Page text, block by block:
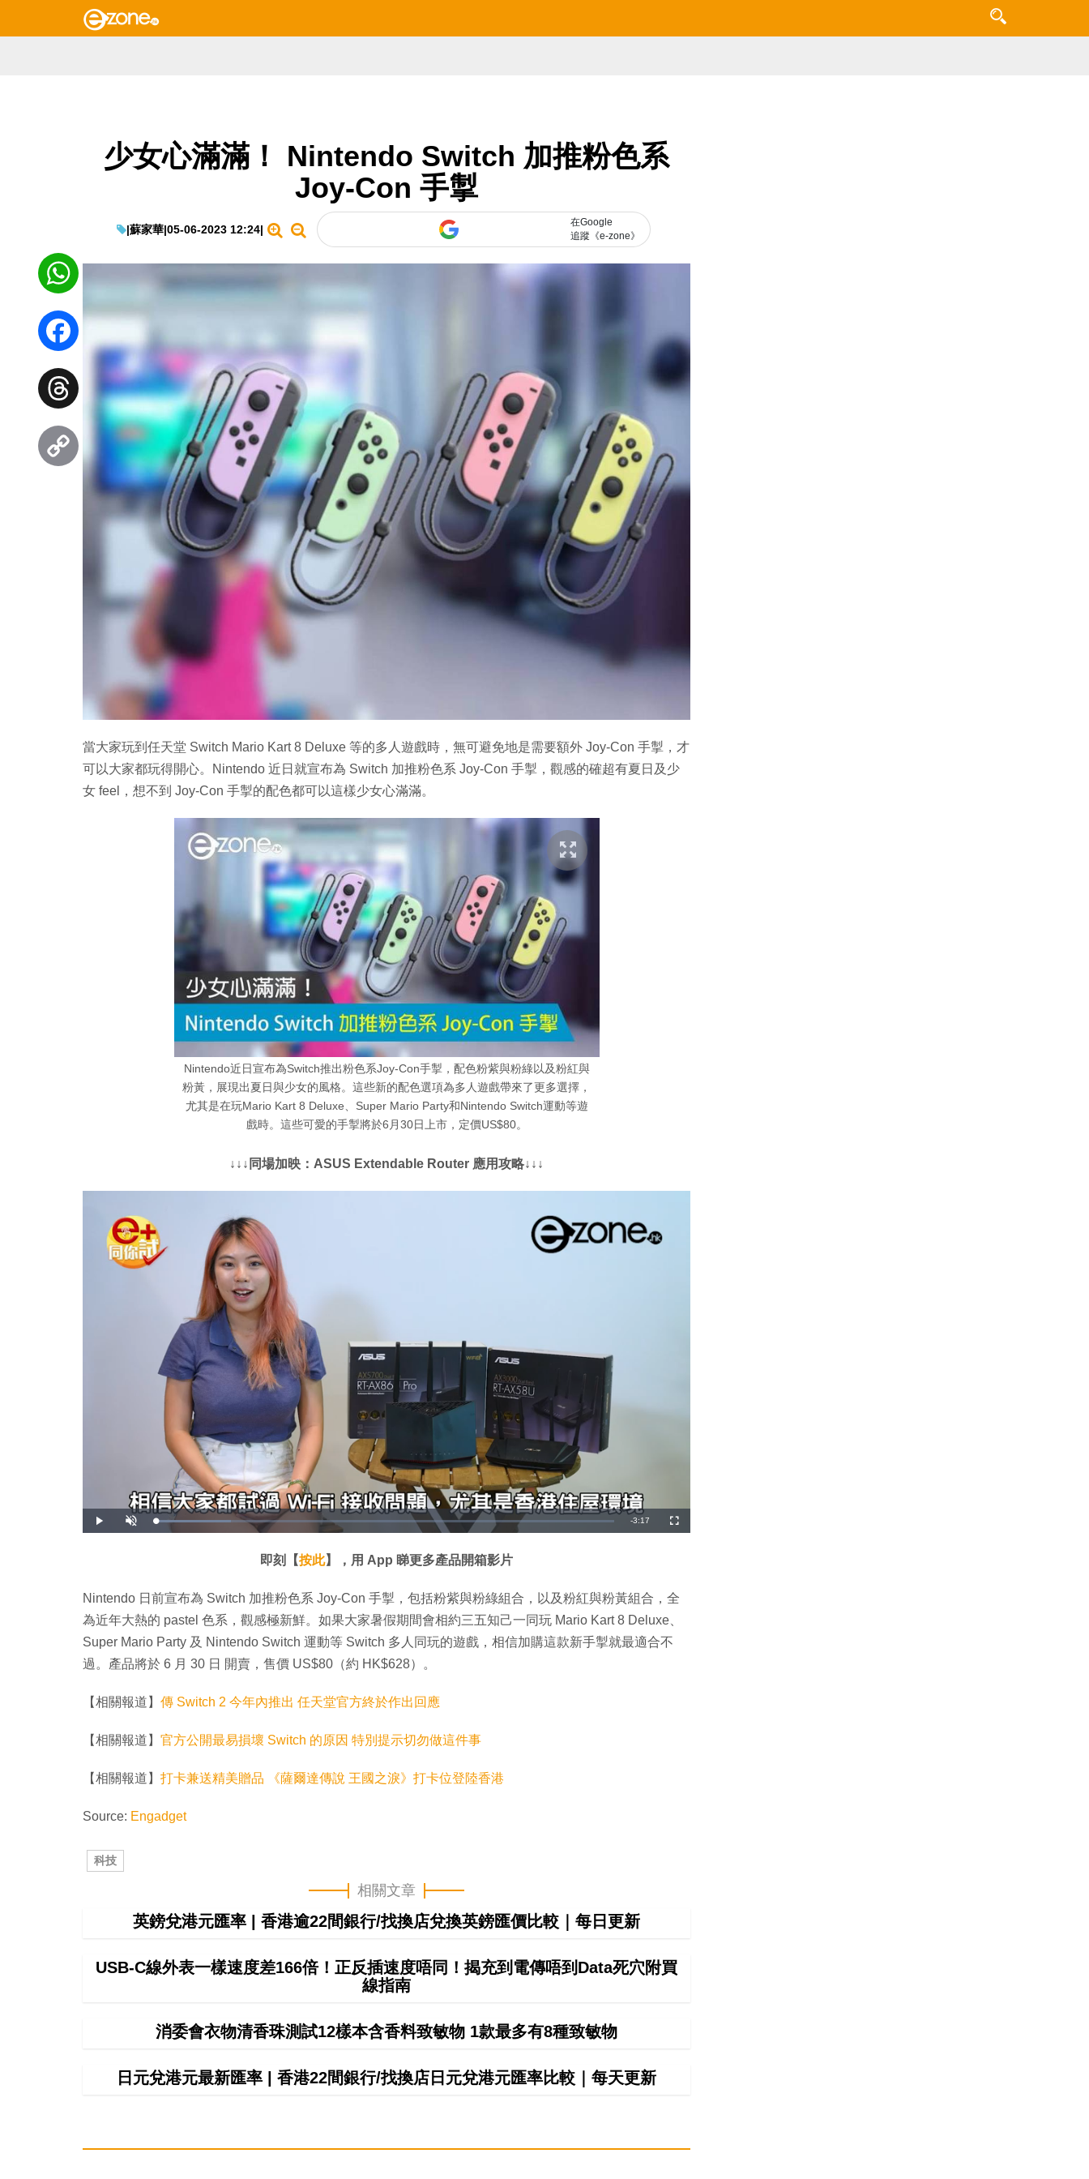
少女心滿滿！ Nintendo Switch 加推粉色系
Joy-Con 手掣
|蘇家華|05-06-2023 12:24|
在Google
追蹤《e-zone》
當大家玩到任天堂 Switch Mario Kart 8 Deluxe 等的多人遊戲時，無可避免地是需要額外 Joy-Con 手掣，才
可以大家都玩得開心。Nintendo 近日就宣布為 Switch 加推粉色系 Joy-Con 手掣，觀感的確超有夏日及少
女 feel，想不到 Joy-Con 手掣的配色都可以這樣少女心滿滿。
Nintendo近日宣布為Switch推出粉色系Joy-Con手掣，配色粉紫與粉綠以及粉紅與
粉黃，展現出夏日與少女的風格。這些新的配色選項為多人遊戲帶來了更多選擇，
尤其是在玩Mario Kart 8 Deluxe、Super Mario Party和Nintendo Switch運動等遊
戲時。這些可愛的手掣將於6月30日上市，定價US$80。
↓↓↓同場加映：ASUS Extendable Router 應用攻略↓↓↓
播
放
開
啟
載
入
5
%
剩
間
-3:17
全
螢
即刻【按此】，用 App 睇更多產品開箱影片
Nintendo 日前宣布為 Switch 加推粉色系 Joy-Con 手掣，包括粉紫與粉綠組合，以及粉紅與粉黃組合，全
為近年大熱的 pastel 色系，觀感極新鮮。如果大家暑假期間會相約三五知己一同玩 Mario Kart 8 Deluxe、
Super Mario Party 及 Nintendo Switch 運動等 Switch 多人同玩的遊戲，相信加購這款新手掣就最適合不
過。產品將於 6 月 30 日 開賣，售價 US$80（約 HK$628）。
【相關報道】 傳 Switch 2 今年內推出 任天堂官方終於作出回應
【相關報道】 官方公開最易損壞 Switch 的原因 特別提示切勿做這件事
【相關報道】 打卡兼送精美贈品 《薩爾達傳說 王國之淚》打卡位登陸香港
Source: Engadget
科技
相關文章
英鎊兌港元匯率 | 香港逾22間銀行/找換店兌換英鎊匯價比較｜每日更新
USB-C線外表一樣速度差166倍！正反插速度唔同！揭充到電傳唔到Data死穴附買
線指南
消委會衣物清香珠測試12樣本含香料致敏物 1款最多有8種致敏物
日元兌港元最新匯率 | 香港22間銀行/找換店日元兌港元匯率比較｜每天更新
WhatsApp
Facebook
Threads